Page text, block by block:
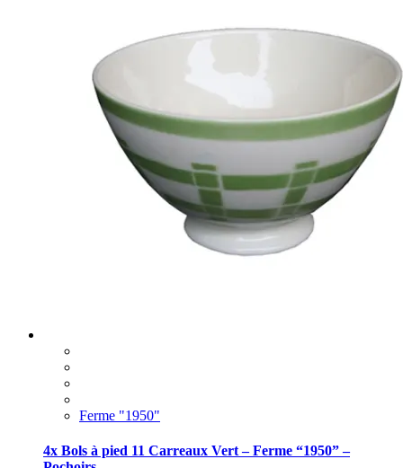
Ferme "1950"
4x Bols à pied 11 Carreaux Vert – Ferme “1950” –